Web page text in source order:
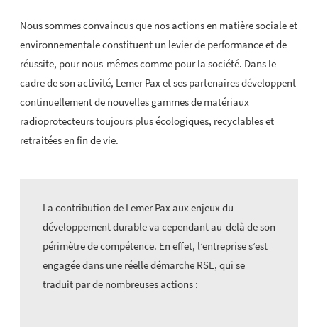
Nous sommes convaincus que nos actions en matière sociale et
environnementale constituent un levier de performance et de
réussite, pour nous-mêmes comme pour la société. Dans le
cadre de son activité, Lemer Pax et ses partenaires développent
continuellement de nouvelles gammes de matériaux
radioprotecteurs toujours plus écologiques, recyclables et
retraitées en fin de vie.
La contribution de Lemer Pax aux enjeux du
développement durable va cependant au-delà de son
périmètre de compétence. En effet, l’entreprise s’est
engagée dans une réelle démarche RSE, qui se
traduit par de nombreuses actions :